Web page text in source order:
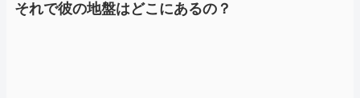
それで彼の地盤はどこにあるの？